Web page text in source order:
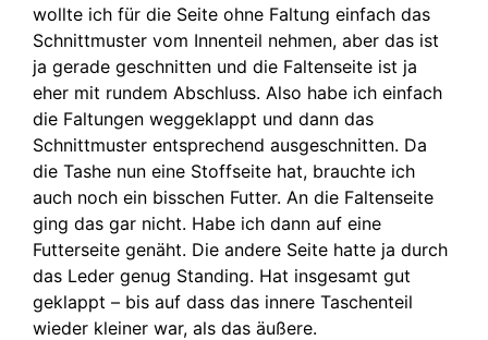
wollte ich für die Seite ohne Faltung einfach das
Schnittmuster vom Innenteil nehmen, aber das ist
ja gerade geschnitten und die Faltenseite ist ja
eher mit rundem Abschluss. Also habe ich einfach
die Faltungen weggeklappt und dann das
Schnittmuster entsprechend ausgeschnitten. Da
die Tashe nun eine Stoffseite hat, brauchte ich
auch noch ein bisschen Futter. An die Faltenseite
ging das gar nicht. Habe ich dann auf eine
Futterseite genäht. Die andere Seite hatte ja durch
das Leder genug Standing. Hat insgesamt gut
geklappt – bis auf dass das innere Taschenteil
wieder kleiner war, als das äußere.